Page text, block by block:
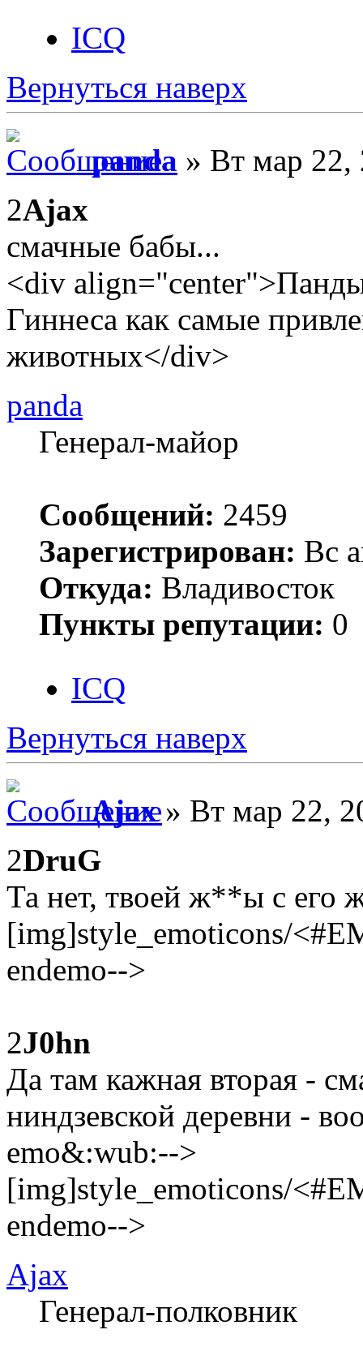
ICQ
Вернуться наверх
panda » Вт мар 22,
2Ajax
смачные бабы...
<div
Гиннеса как самые
животных</div>
panda
Генерал-майор
Сообщений: 2459
Зарегистрирован: Вс
Откуда: Владивосток
Пункты репутации: 0
ICQ
Вернуться наверх
Ajax» Вт мар 22,
2DruG
Та нет, твоей ж**ы с
[img]style_emoticons/
endemo-->
2J0hn
Да там кажная вторая -
ниндзевской деревни -
emo&:wub:-->
[img]style_emoticons/
endemo-->
Ajax
Генерал-полковник